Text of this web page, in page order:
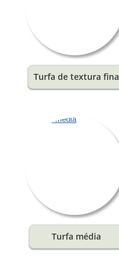
Turfa de textura fina
Turfa média